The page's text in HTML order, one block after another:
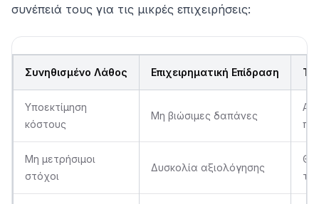
συνέπειά τους για τις μικρές επιχειρήσεις:
Συνηθισμένο Λάθος Επιχειρηματική Επίδραση
Υποεκτίμηση
κόστους
Μη βιώσιμες δαπάνες
Μη μετρήσιμοι
στόχοι
Δυσκολία αξιολόγησης